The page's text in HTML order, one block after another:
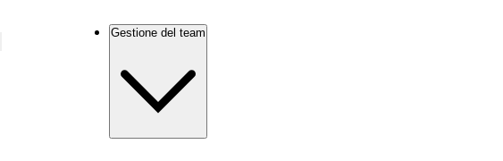
Gestione del team